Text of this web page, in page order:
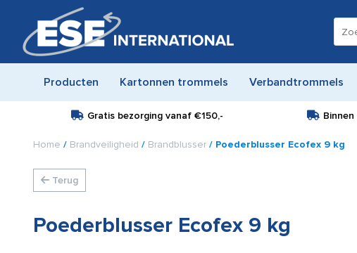
naar:
Producten Kartonnen trommels Verbandtrommels
Gratis bezorging vanaf€150,- Binnen
Home / Brandveiligheid / Brandblusser / Poederblusser Ecofex 9 kg
Terug
Poederblusser Ecofex 9 kg